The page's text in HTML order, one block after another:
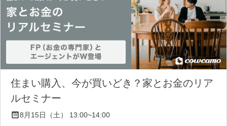
住まい購入、今が買いどき？家とお金のリア
ルセミナー
8月15日（土） 13:00~14:00